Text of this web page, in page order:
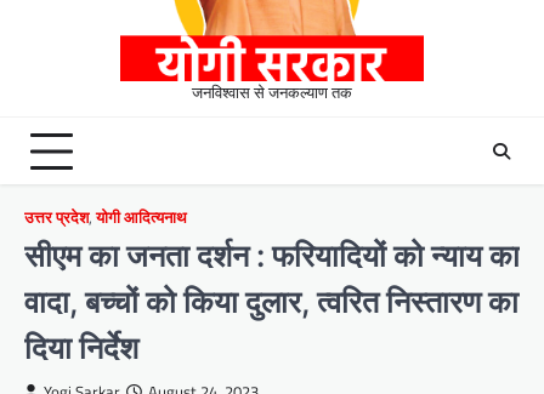
जनविश्वास से जनकल्याण तक
उत्तर प्रदेश,योगी आदित्यनाथ
सीएम का जनता दर्शन : फरियादियों को न्याय का
वादा, बच्चों को किया दुलार, त्वरित निस्तारण का
दिया निर्देश